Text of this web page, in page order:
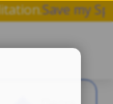
Meditation.